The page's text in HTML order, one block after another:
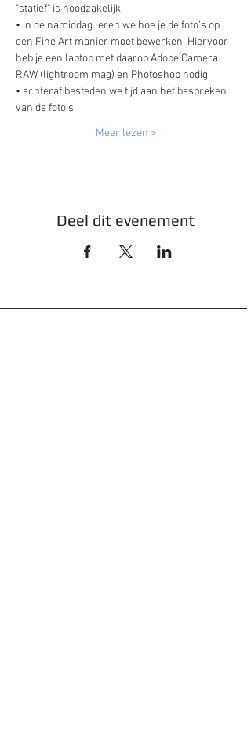
"statief" is noodzakelijk.
• in de namiddag leren we hoe je de foto's op
een Fine Art manier moet bewerken. Hiervoor
heb je een laptop met daarop Adobe Camera
RAW (lightroom mag) en Photoshop nodig.
• achteraf besteden we tijd aan het bespreken
van de foto's
Meer lezen >
Deel dit evenement